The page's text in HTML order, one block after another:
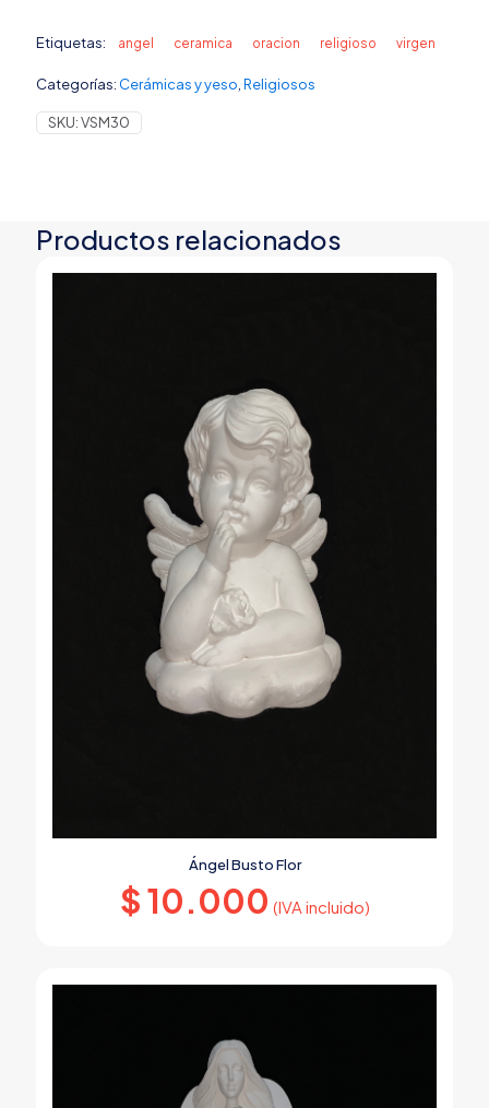
Etiquetas: angel ceramica oracion religioso virgen
Categorías: Cerámicas y yeso Religiosos
SKU:VSM30
Productos relacionados
Ángel Busto Flor
$10.000 (IVA incluido)